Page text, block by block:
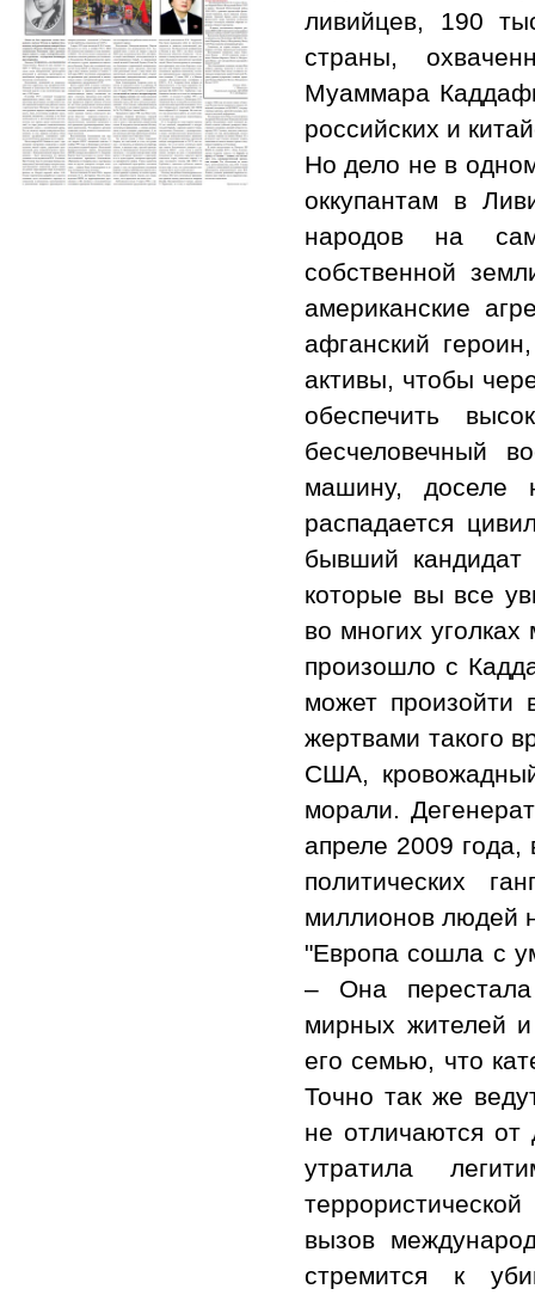
ливийцев, 190
страны,
Муаммара
российских и
Но дело не в
оккупантам в
народов на
собственной
американские
афганский
активы, чтобы
обеспечить
бесчеловечный
машину, доселе
распадается
бывший
которые вы все
во многих
произошло с
может
жертвами такого
США,
морали.
апреле 2009 года,
политических
миллионов людей
"Европа сошла с
– Она
мирных жителей
его семью, что
Точно так же
не отличаются
утратила
вызов
стремится к